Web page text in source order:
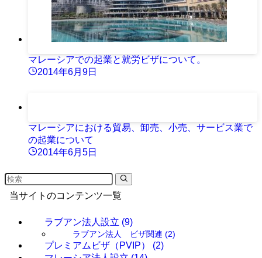
マレーシアでの起業と就労ビザについて。
2014年6月9日
マレーシアにおける貿易、卸売、小売、サービス業で
の起業について
2014年6月5日
当サイトのコンテンツ一覧
ラブアン法人設立 (9)
ラブアン法人 ビザ関連 (2)
プレミアムビザ（PVIP） (2)